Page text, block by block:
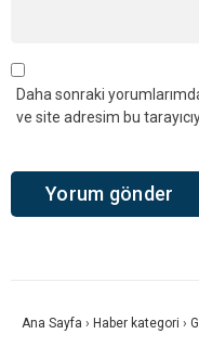
Daha sonraki
ve site adresim bu
Ana Sayfa › Haber kategori ›